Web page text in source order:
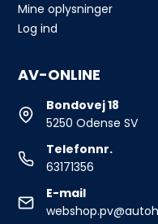
Mine oplysninger
Log ind
AV-ONLINE
Bondovej 18
5250 Odense SV
Telefonnr.
63171356
E-mail